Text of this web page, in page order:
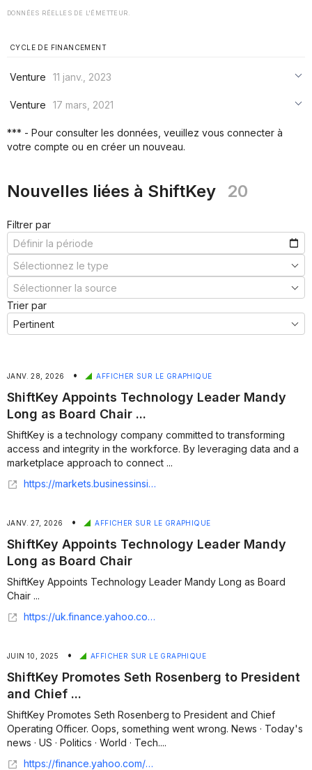
DONNÉES RÉELLES DE L'ÉMETTEUR.
CYCLE DE FINANCEMENT
Venture
11 janv., 2023
***
Venture
17 mars, 2021
*** - Pour consulter les données, veuillez vous connecter à
votre compte ou en créer un nouveau.
Nouvelles liées à ShiftKey 20
Filtrer par
Trier par
JANV. 28, 2026 • AFFICHER SUR LE GRAPHIQUE
ShiftKey Appoints Technology Leader Mandy
Long as Board Chair ...
ShiftKey is a technology company committed to transforming
access and integrity in the workforce. By leveraging data and a
marketplace approach to connect ...
https://markets.businessinsider.com/news/stocks/shiftkey-appoints-technology-leader-mandy-long-as-board-chair-1035750446
JANV. 27, 2026 • AFFICHER SUR LE GRAPHIQUE
ShiftKey Appoints Technology Leader Mandy
Long as Board Chair
ShiftKey Appoints Technology Leader Mandy Long as Board
Chair ...
https://uk.finance.yahoo.com/news/shiftkey-appoints-technology-leader-mandy-150000943.html
JUIN 10, 2025 • AFFICHER SUR LE GRAPHIQUE
ShiftKey Promotes Seth Rosenberg to President
and Chief ...
ShiftKey Promotes Seth Rosenberg to President and Chief
Operating Officer. Oops, something went wrong. News · Today's
news · US · Politics · World · Tech....
https://finance.yahoo.com/news/shiftkey-promotes-seth-rosenberg-president-143000368.html